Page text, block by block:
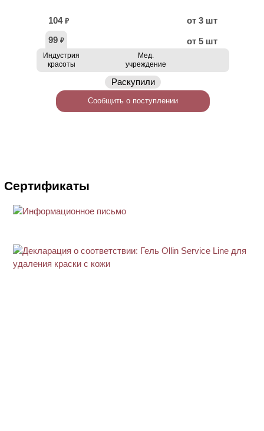
104 ₽
от 3 шт
99 ₽ от 5 шт
Индустрия
красоты
Мед.
учреждение
Раскупили
Сообщить о поступлении
Сертификаты